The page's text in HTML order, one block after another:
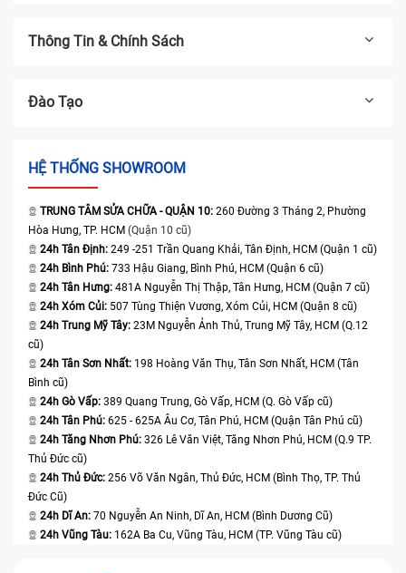
Thông Tin & Chính Sách
Đào Tạo
HỆ THỐNG SHOWROOM
TRUNG TÂM SỬA CHỮA - QUẬN 10: 260 Đường 3 Tháng 2, Phường
Hòa Hưng, TP. HCM (Quận 10 cũ)
24h Tân Định: 249 -251 Trần Quang Khải, Tân Định, HCM (Quận 1 cũ)
24h Bình Phú: 733 Hậu Giang, Bình Phú, HCM (Quận 6 cũ)
24h Tân Hưng: 481A Nguyễn Thị Thập, Tân Hưng, HCM (Quận 7 cũ)
24h Xóm Củi: 507 Tùng Thiện Vương, Xóm Củi, HCM (Quận 8 cũ)
24h Trung Mỹ Tây: 23M Nguyễn Ảnh Thủ, Trung Mỹ Tây, HCM (Q.12
cũ)
24h Tân Sơn Nhất: 198 Hoàng Văn Thụ, Tân Sơn Nhất, HCM (Tân
Bình cũ)
24h Gò Vấp: 389 Quang Trung, Gò Vấp, HCM (Q. Gò Vấp cũ)
24h Tân Phú: 625 - 625A Âu Cơ, Tân Phú, HCM (Quận Tân Phú cũ)
24h Tăng Nhơn Phú: 326 Lê Văn Việt, Tăng Nhơn Phú, HCM (Q.9 TP.
Thủ Đức cũ)
24h Thủ Đức: 256 Võ Văn Ngân, Thủ Đức, HCM (Bình Thọ, TP. Thủ
Đức Cũ)
24h Dĩ An: 70 Nguyễn An Ninh, Dĩ An, HCM (Bình Dương Cũ)
24h Vũng Tàu: 162A Ba Cu, Vũng Tàu, HCM (TP. Vũng Tàu cũ)